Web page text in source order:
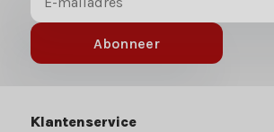
Abonneer
Klantenservice